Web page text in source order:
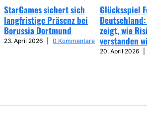
StarGames sichert sich
langfristige Präsenz bei
Borussia Dortmund
23. April 2026 0 Kommentare
Glücksspiel
zeigt, wie
verstanden
20. April 2026